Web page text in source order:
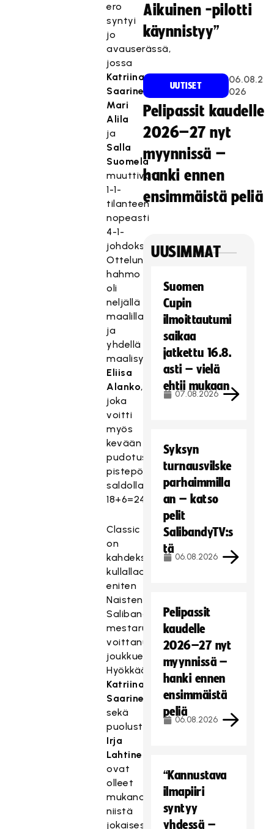
ero
syntyi
jo
avauserässä,
jossa
Katriina
Saarinen
Mari
Alila
ja
Salla
Suomela
muuttivat
1-1-
tilanteen
nopeasti
4-1-
johdoksi.
Ottelun
hahmo
oli
neljällä
maalillaan
ja
yhdellä
maalisyötöllään
Eliisa
Alanko,
joka
voitti
myös
kevään
pudotuspelien
pistepörssin
saldolla
18+6=24.
Classic
on
kahdeksalla
kullallaan
eniten
Naisten
Salibandyliigan
mestaruuksia
voittanut
joukkue.
Hyökkääjä
Katriina
Saarinen
sekä
puolustaja
Irja
Lahtinen
ovat
olleet
mukana
niistä
jokaisessa,
Aikuinen -pilotti
käynnistyy”
UUTISET
06.08.2
026
Pelipassit kaudelle
2026–27 nyt
myynnissä –
hanki ennen
ensimmäistä peliä
UUSIMMAT
Suomen
Cupin
ilmoittautumi
saikaa
jatkettu 16.8.
asti – vielä
ehtii mukaan
07.08.2026
Syksyn
turnausvilske
parhaimmilla
an – katso
pelit
SalibandyTV:s
tä
06.08.2026
Pelipassit
kaudelle
2026–27 nyt
myynnissä –
hanki ennen
ensimmäistä
peliä
06.08.2026
“Kannustava
ilmapiiri
syntyy
yhdessä –